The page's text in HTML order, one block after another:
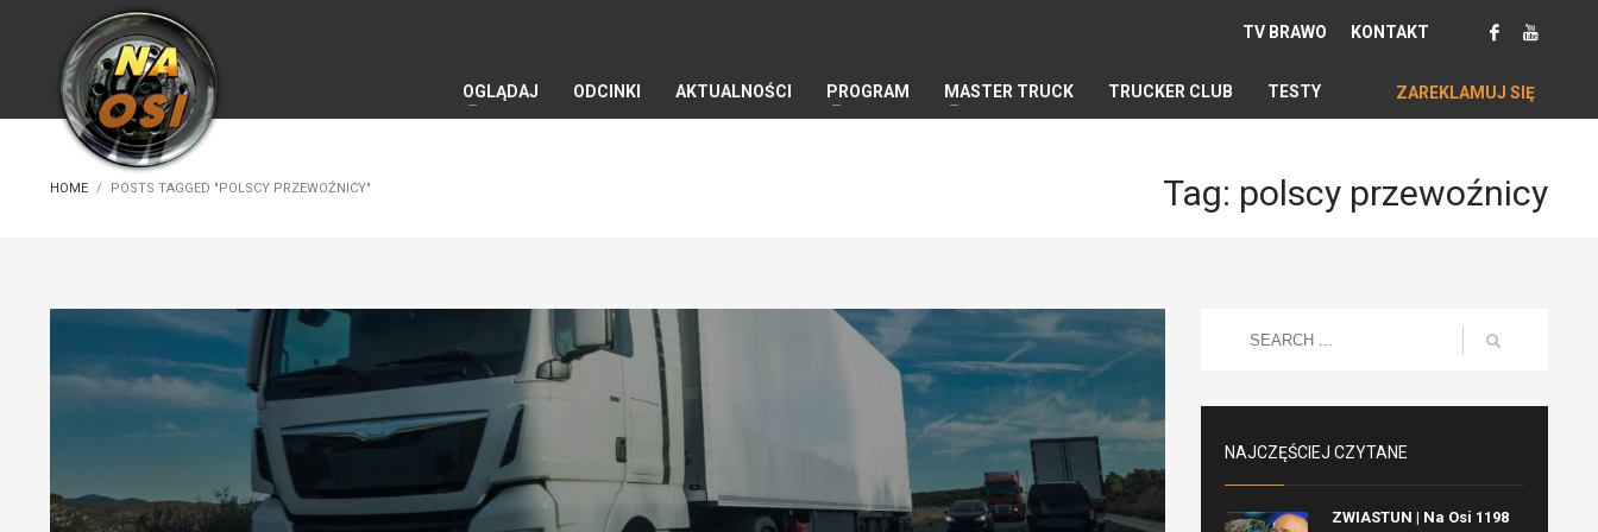
TV BRAWO KONTAKT
OGLĄDAJ ODCINKI AKTUALNOŚCI PROGRAM MASTER TRUCK TRUCKER CLUB TESTY ZAREKLAMUJ SIĘ
HOME POSTS TAGGED "POLSCY PRZEWOŹNICY" Tag: polscy przewoźnicy
NAJCZĘŚCIEJ CZYTANE
ZWIASTUN | Na Osi 1198